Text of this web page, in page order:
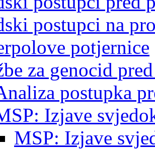
postupci na
potjernice
za genocid
postupka
Izjave
MSP: Izjave